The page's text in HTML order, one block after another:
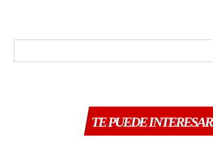
TE PUEDE INTERESAR